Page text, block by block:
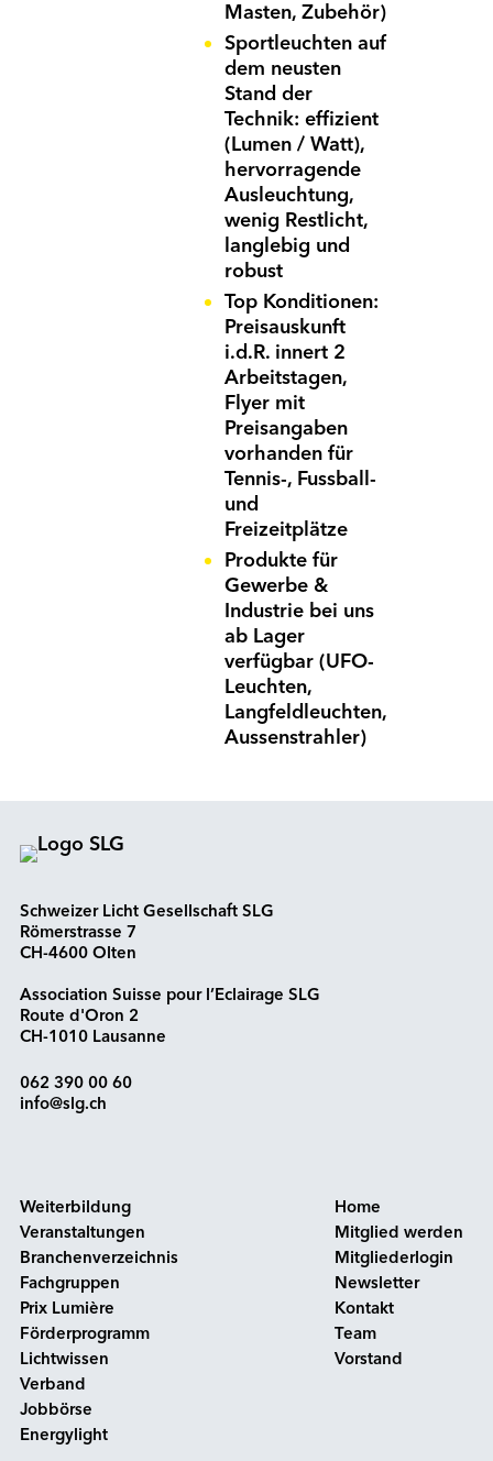
Masten, Zubehör)
Sportleuchten auf
dem neusten
Stand der
Technik: effizient
(Lumen / Watt),
hervorragende
Ausleuchtung,
wenig Restlicht,
langlebig und
robust
Top Konditionen:
Preisauskunft
i.d.R. innert 2
Arbeitstagen,
Flyer mit
Preisangaben
vorhanden für
Tennis-, Fussball-
und
Freizeitplätze
Produkte für
Gewerbe &
Industrie bei uns
ab Lager
verfügbar (UFO-
Leuchten,
Langfeldleuchten,
Aussenstrahler)
Dieses Dokument ist ausschliesslich für unsere Mitglieder
verfügbar. Sie sind Mitglied? Bitte über den «Login-
Button» anmelden. Sie möchten Mitglied werden? Der
Button «Mitglied werden» führt Sie zu weiteren
Informationen.
Mitglied werden
Login
Mitgliedernummer.
Passwort vergessen Mitglied werden
Das Dokument wurde
erfolgreich in den Warenkorb
gelegt.
zum
Warenkorb
Schweizer Licht Gesellschaft SLG
Römerstrasse 7
CH-4600 Olten
Association Suisse pour l’Eclairage SLG
Route d'Oron 2
CH-1010 Lausanne
062 390 00 60
info@slg.ch
Weiterbildung
Veranstaltungen
Branchenverzeichnis
Fachgruppen
Prix Lumière
Förderprogramm
Lichtwissen
Verband
Jobbörse
Energylight
Home
Mitglied werden
Mitgliederlogin
Newsletter
Kontakt
Team
Vorstand